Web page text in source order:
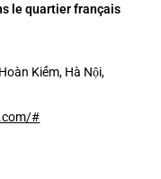
le quartier français
Kiếm, Hà Nội,
#